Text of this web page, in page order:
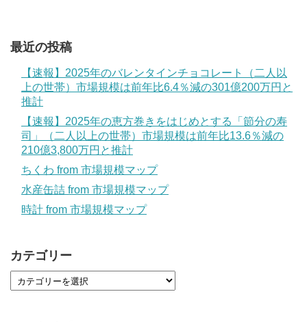
最近の投稿
【速報】2025年のバレンタインチョコレート（二人以
上の世帯）市場規模は前年比6.4％減の301億200万円と
推計
【速報】2025年の恵方巻きをはじめとする「節分の寿
司」（二人以上の世帯）市場規模は前年比13.6％減の
210億3,800万円と推計
ちくわ from 市場規模マップ
水産缶詰 from 市場規模マップ
時計 from 市場規模マップ
カテゴリー